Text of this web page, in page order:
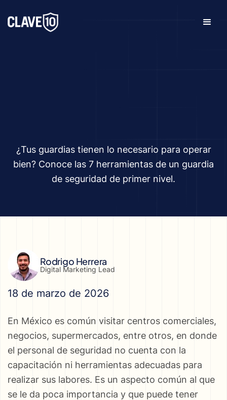
¿Tus guardias tienen lo necesario para operar
bien? Conoce las 7 herramientas de un guardia
de seguridad de primer nivel.
Rodrigo Herrera
Digital Marketing Lead
18 de marzo de 2026
En México es común visitar centros comerciales,
negocios, supermercados, entre otros, en donde
el personal de seguridad no cuenta con la
capacitación ni herramientas adecuadas para
realizar sus labores. Es un aspecto común al que
se le da poca importancia y que puede tener